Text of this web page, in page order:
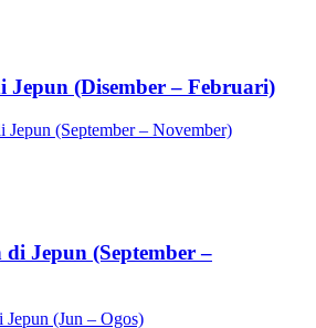
Jepun (Disember – Februari)
Jepun (September –